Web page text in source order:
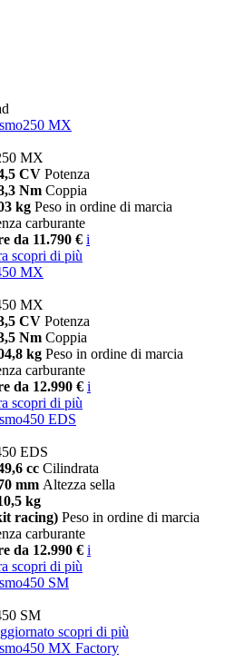
MX
MX
CV Potenza
Nm Coppia
kg Peso in ordine di marcia
carburante
da 11.790 € i
scopri di più
MX
MX
CV Potenza
Nm Coppia
kg Peso in ordine di marcia
carburante
da 12.990 € i
scopri di più
EDS
EDS
cc Cilindrata
mm Altezza sella
kg
racing) Peso in ordine di marcia
carburante
da 12.990 € i
scopri di più
SM
SM
scopri di più
MX Factory